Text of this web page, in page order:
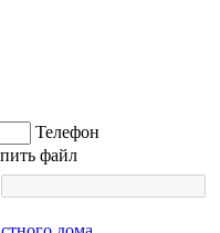
Телефон
файл